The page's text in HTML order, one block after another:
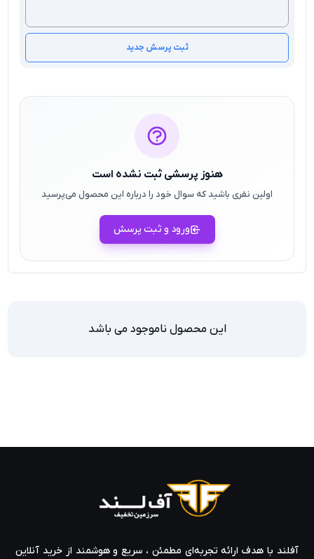
ثبت پرسش جدید
هنوز پرسشی ثبت نشده است
اولین نفری باشید که سوال خود را درباره این محصول می‌پرسید
ورود و ثبت پرسش
این محصول ناموجود می باشد
آفلند با هدف ارائه‌ تجربه‌ای مطمئن ، سریع و هوشمند از خرید آنلاین